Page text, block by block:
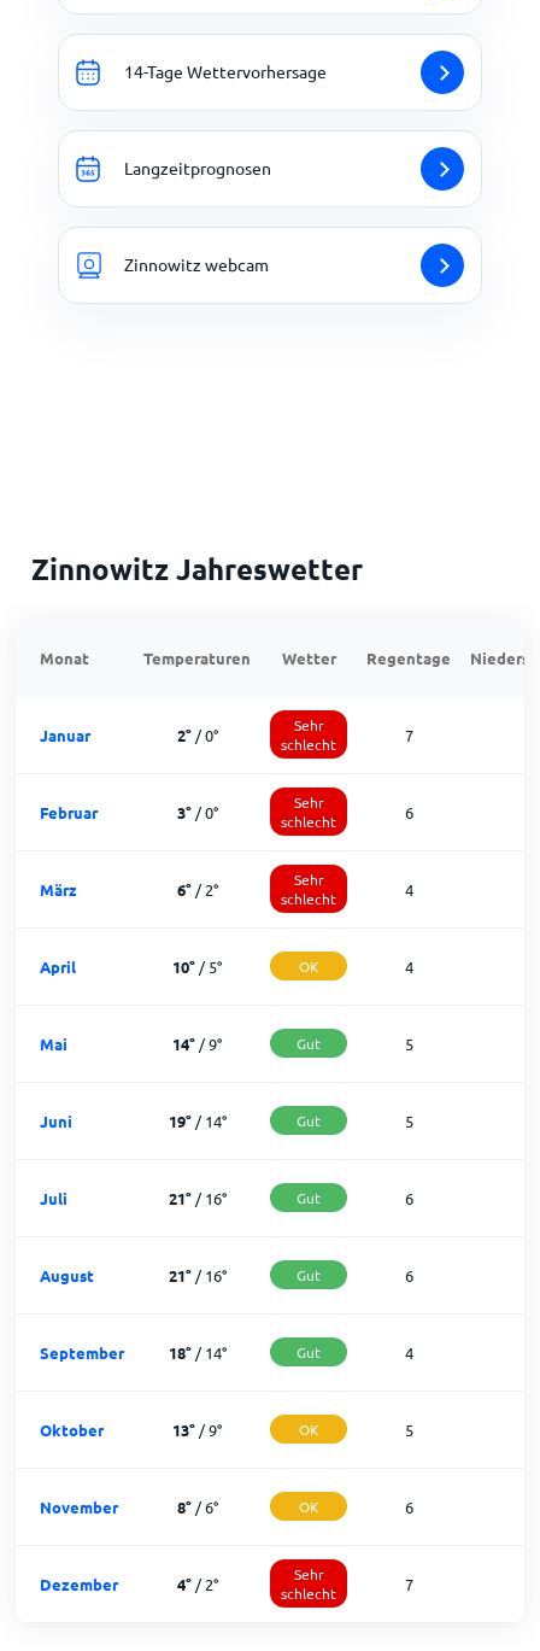
14-Tage Wettervorhersage
Langzeitprognosen
Zinnowitz webcam
Zinnowitz Jahreswetter
Monat Temperaturen Wetter Regentage
Januar 2°/0°
Sehr
schlecht
7
Februar 3°/0°
Sehr
schlecht
6
März 6°/2°
Sehr
schlecht
4
April 10° /5° OK 4
Mai 14° /9° Gut 5
Juni 19°/14° Gut 5
Juli 21°/16° Gut 6
August 21°/16° Gut 6
September 18°/14° Gut 4
Oktober 13° /9° OK 5
November 8°/6° OK 6
Dezember 4°/2°
Sehr
schlecht
7